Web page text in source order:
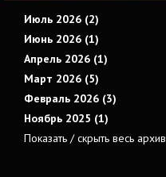
Июль 2026 (2)
Июнь 2026 (1)
Апрель 2026 (1)
Март 2026 (5)
Февраль 2026 (3)
Ноябрь 2025 (1)
Показать / скрыть весь архив